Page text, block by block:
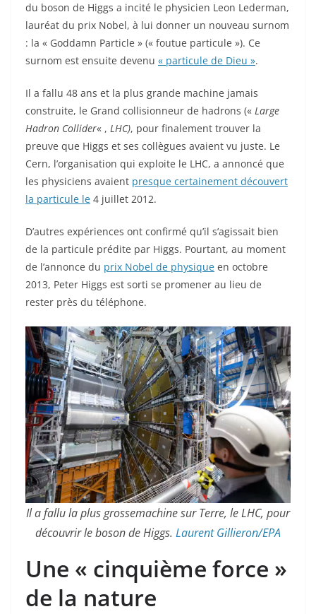
du boson de Higgs a incité le physicien Leon Lederman,
lauréat du prix Nobel, à lui donner un nouveau surnom
: la « Goddamn Particle » (« foutue particule »). Ce
surnom est ensuite devenu « particule de Dieu ».
Il a fallu 48 ans et la plus grande machine jamais
construite, le Grand collisionneur de hadrons (« Large
Hadron Collider« , LHC), pour finalement trouver la
preuve que Higgs et ses collègues avaient vu juste. Le
Cern, l’organisation qui exploite le LHC, a annoncé que
les physiciens avaient presque certainement découvert
la particule le 4 juillet 2012.
D’autres expériences ont confirmé qu’il s’agissait bien
de la particule prédite par Higgs. Pourtant, au moment
de l’annonce du prix Nobel de physique en octobre
2013, Peter Higgs est sorti se promener au lieu de
rester près du téléphone.
Il a fallu la plus grossemachine sur Terre, le LHC, pour
découvrir le boson de Higgs. Laurent Gillieron/EPA
Une « cinquième force »
de la nature